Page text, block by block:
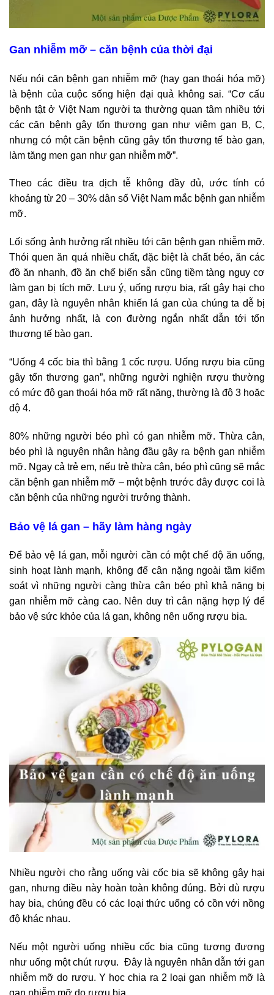
Gan nhiễm mỡ – căn bệnh của thời đại
Nếu nói căn bệnh gan nhiễm mỡ (hay gan thoái hóa mỡ)
là bệnh của cuộc sống hiện đại quả không sai. “Cơ cấu
bệnh tật ở Việt Nam người ta thường quan tâm nhiều tới
các căn bệnh gây tổn thương gan như viêm gan B, C,
nhưng có một căn bệnh cũng gây tổn thương tế bào gan,
làm tăng men gan như gan nhiễm mỡ”.
Theo các điều tra dịch tễ không đầy đủ, ước tính có
khoảng từ 20 – 30% dân số Việt Nam mắc bệnh gan nhiễm
mỡ.
Lối sống ảnh hưởng rất nhiều tới căn bệnh gan nhiễm mỡ.
Thói quen ăn quá nhiều chất, đặc biệt là chất béo, ăn các
đồ ăn nhanh, đồ ăn chế biến sẵn cũng tiềm tàng nguy cơ
làm gan bị tích mỡ. Lưu ý, uống rượu bia, rất gây hại cho
gan, đây là nguyên nhân khiến lá gan của chúng ta dễ bị
ảnh hưởng nhất, là con đường ngắn nhất dẫn tới tổn
thương tế bào gan.
“Uống 4 cốc bia thì bằng 1 cốc rượu. Uống rượu bia cũng
gây tổn thương gan”, những người nghiện rượu thường
có mức độ gan thoái hóa mỡ rất nặng, thường là độ 3 hoặc
độ 4.
80% những người béo phì có gan nhiễm mỡ. Thừa cân,
béo phì là nguyên nhân hàng đầu gây ra bệnh gan nhiễm
mỡ. Ngay cả trẻ em, nếu trẻ thừa cân, béo phì cũng sẽ mắc
căn bệnh gan nhiễm mỡ – một bệnh trước đây được coi là
căn bệnh của những người trưởng thành.
Bảo vệ lá gan – hãy làm hàng ngày
Để bảo vệ lá gan, mỗi người cần có một chế độ ăn uống,
sinh hoạt lành mạnh, không để cân nặng ngoài tầm kiểm
soát vì những người càng thừa cân béo phì khả năng bị
gan nhiễm mỡ càng cao. Nên duy trì cân nặng hợp lý để
bảo vệ sức khỏe của lá gan, không nên uống rượu bia.
Nhiều người cho rằng uống vài cốc bia sẽ không gây hại
gan, nhưng điều này hoàn toàn không đúng. Bởi dù rượu
hay bia, chúng đều có các loại thức uống có cồn với nồng
độ khác nhau.
Nếu một người uống nhiều cốc bia cũng tương đương
như uống một chút rượu. Đây là nguyên nhân dẫn tới gan
nhiễm mỡ do rượu. Y học chia ra 2 loại gan nhiễm mỡ là
gan nhiễm mỡ do rượu bia